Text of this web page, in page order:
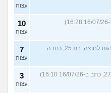
עצות
10
עצות
(נהגת לחוצה, בת 25, כתבה
7
עצות
3
עצות